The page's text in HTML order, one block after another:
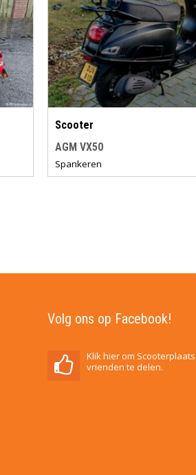
Scooter
AGM VX50
Spankeren
Volg ons op Facebook!
Klik hier om
vrienden te delen.